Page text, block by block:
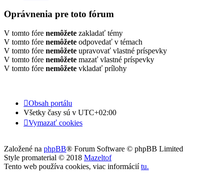
Oprávnenia pre toto fórum
V tomto fóre nemôžete zakladať témy
V tomto fóre nemôžete odpovedať v témach
V tomto fóre nemôžete upravovať vlastné príspevky
V tomto fóre nemôžete mazať vlastné príspevky
V tomto fóre nemôžete vkladať prílohy
Obsah portálu
Všetky časy sú v UTC+02:00
Vymazať cookies
Založené na phpBB® Forum Software © phpBB Limited
Style promaterial © 2018 Mazeltof
Tento web používa cookies, viac informáciítu.